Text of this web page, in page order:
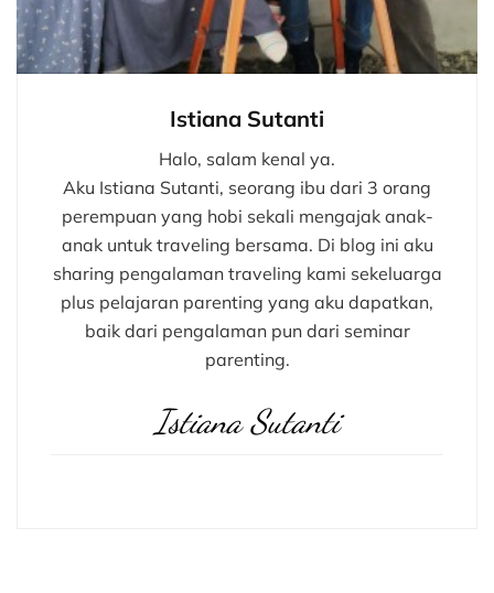
Istiana Sutanti
Halo, salam kenal ya.
Aku Istiana Sutanti, seorang ibu dari 3 orang
perempuan yang hobi sekali mengajak anak-
anak untuk traveling bersama. Di blog ini aku
sharing pengalaman traveling kami sekeluarga
plus pelajaran parenting yang aku dapatkan,
baik dari pengalaman pun dari seminar
parenting.
Istiana Sutanti